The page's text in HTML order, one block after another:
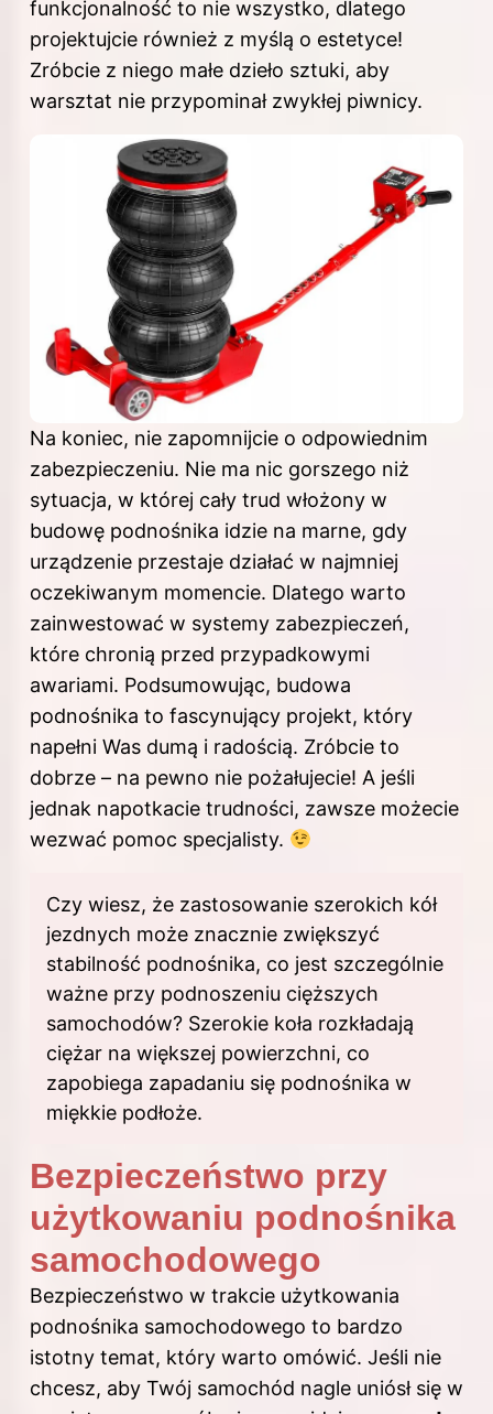
funkcjonalność to nie wszystko, dlatego
projektujcie również z myślą o estetyce!
Zróbcie z niego małe dzieło sztuki, aby
warsztat nie przypominał zwykłej piwnicy.
Na koniec, nie zapomnijcie o odpowiednim
zabezpieczeniu. Nie ma nic gorszego niż
sytuacja, w której cały trud włożony w
budowę podnośnika idzie na marne, gdy
urządzenie przestaje działać w najmniej
oczekiwanym momencie. Dlatego warto
zainwestować w systemy zabezpieczeń,
które chronią przed przypadkowymi
awariami. Podsumowując, budowa
podnośnika to fascynujący projekt, który
napełni Was dumą i radością. Zróbcie to
dobrze – na pewno nie pożałujecie! A jeśli
jednak napotkacie trudności, zawsze możecie
wezwać pomoc specjalisty.
Czy wiesz, że zastosowanie szerokich kół
jezdnych może znacznie zwiększyć
stabilność podnośnika, co jest szczególnie
ważne przy podnoszeniu cięższych
samochodów? Szerokie koła rozkładają
ciężar na większej powierzchni, co
zapobiega zapadaniu się podnośnika w
miękkie podłoże.
Bezpieczeństwo przy
użytkowaniu podnośnika
samochodowego
Bezpieczeństwo w trakcie użytkowania
podnośnika samochodowego to bardzo
istotny temat, który warto omówić. Jeśli nie
chcesz, aby Twój samochód nagle uniósł się w